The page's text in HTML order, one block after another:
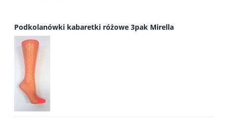
Podkolanówki kabaretki różowe 3pak Mirella